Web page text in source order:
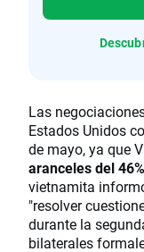
Las
Estados Unidos
de mayo, ya que V
aranceles del
vietnamita
"resolver
durante la
bilaterales